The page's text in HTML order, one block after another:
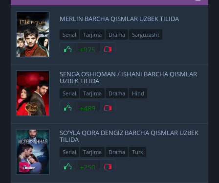
MERLIN BARCHA QISMLAR UZBEK TILIDA
Serial Tarjima Drama Sarguzasht
+975
SENGA OSHIQMAN / ISHANI BARCHA QISMLAR
UZBEK TILIDA
Serial Tarjima Drama Hind
+489
SO'YLA QORA DENGIZ BARCHA QISMLAR UZBEK
TILIDA
Serial Tarjima Drama Turk
+250